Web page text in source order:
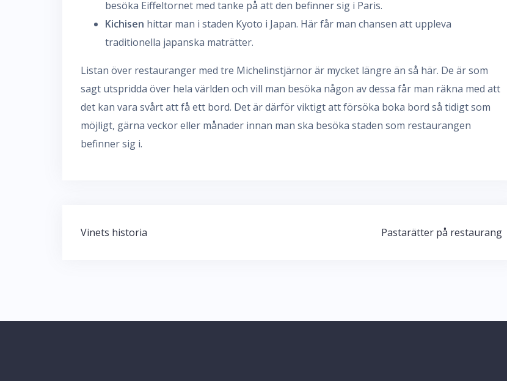
besöka Eiffeltornet med tanke på att den befinner sig i Paris.
Kichisen hittar man i staden Kyoto i Japan. Här får man chansen att uppleva
traditionella japanska maträtter.
Listan över restauranger med tre Michelinstjärnor är mycket längre än så här. De är som
sagt utspridda över hela världen och vill man besöka någon av dessa får man räkna med att
det kan vara svårt att få ett bord. Det är därför viktigt att försöka boka bord så tidigt som
möjligt, gärna veckor eller månader innan man ska besöka staden som restaurangen
befinner sig i.
Inläggsnavigering
Vinets historia Pastarätter på restaurang